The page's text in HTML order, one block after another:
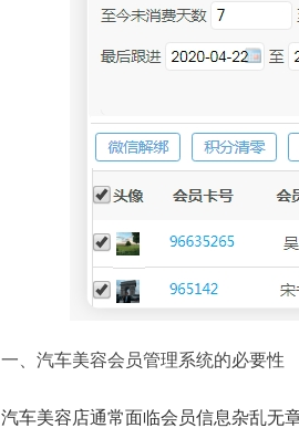
一、汽车美容会员管理系统的必要性
汽车美容店通常面临会员信息杂乱无